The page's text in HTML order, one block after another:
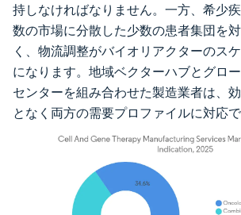
持しなければなりません。一方、希少
数の市場に分散した少数の患者集団を
く、物流調整がバイオリアクターのス
になります。地域ベクターハブとグロ
センターを組み合わせた製造業者は、
となく両方の需要プロファイルに対応で